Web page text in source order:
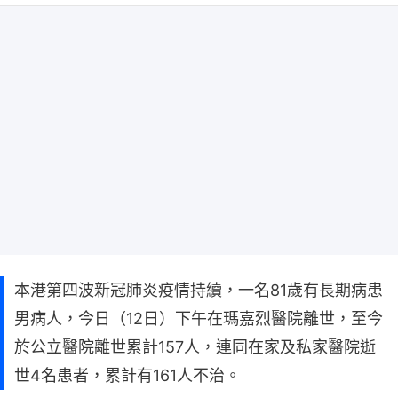
本港第四波新冠肺炎疫情持續，一名81歲有長期病患
男病人，今日（12日）下午在瑪嘉烈醫院離世，至今
於公立醫院離世累計157人，連同在家及私家醫院逝
世4名患者，累計有161人不治。